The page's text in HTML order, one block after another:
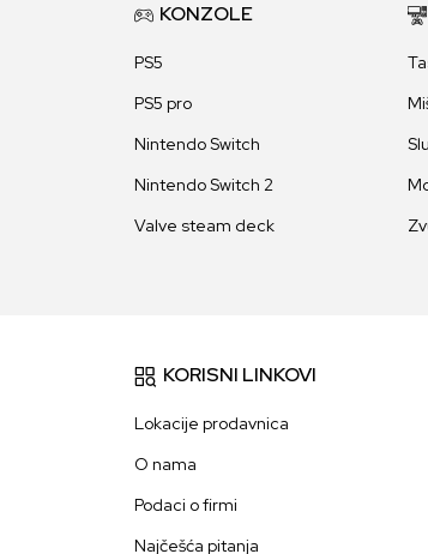
KONZOLE
PS5
PS5 pro
Nintendo Switch
Nintendo Switch 2
Valve steam deck
KORISNI LINKOVI
Lokacije prodavnica
O nama
Podaci o firmi
Najčešća pitanja